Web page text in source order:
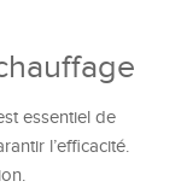
essentiel de
l’efficacité.